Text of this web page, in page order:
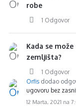
robe
1 Odgovor
Kada se
zemljišta?
1 Odgovor
Orfis dodao
ugovoru bez
12 Marta, 2021 na